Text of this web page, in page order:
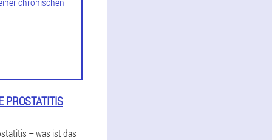
PROSTATITIS
– was ist das